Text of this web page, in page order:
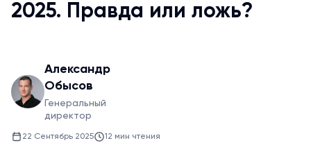
2025. Правда или ложь?
Александр
Обысов
Генеральный
директор
22 Сентябрь 2025 12 мин чтения